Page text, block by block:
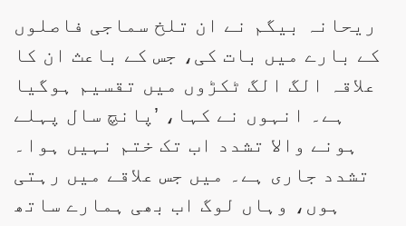
ریحانہ بیگم نے ان تلخ سماجی فاصلوں
کے بارے میں بات کی، جس کے باعث ان کا
علاقہ الگ الگ ٹکڑوں میں تقسیم ہوگیا
ہے۔ انہوں نے کہا، ’پانچ سال پہلے
ہونے والا تشدد اب تک ختم نہیں ہوا۔
تشدد جاری ہے۔ میں جس علاقے میں رہتی
ہوں، وہاں لوگ اب بھی ہمارے ساتھ